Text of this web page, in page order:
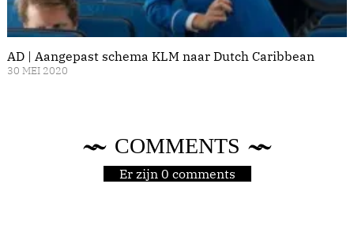
AD | Aangepast schema KLM naar Dutch Caribbean
30 MEI 2020
COMMENTS
Er zijn 0 comments